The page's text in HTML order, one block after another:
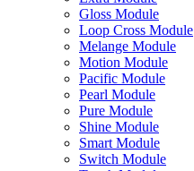
Gloss Module
Loop Cross Module
Melange Module
Motion Module
Pacific Module
Pearl Module
Pure Module
Shine Module
Smart Module
Switch Module